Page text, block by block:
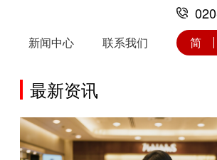
新闻中心 联系我们 简
最新资讯